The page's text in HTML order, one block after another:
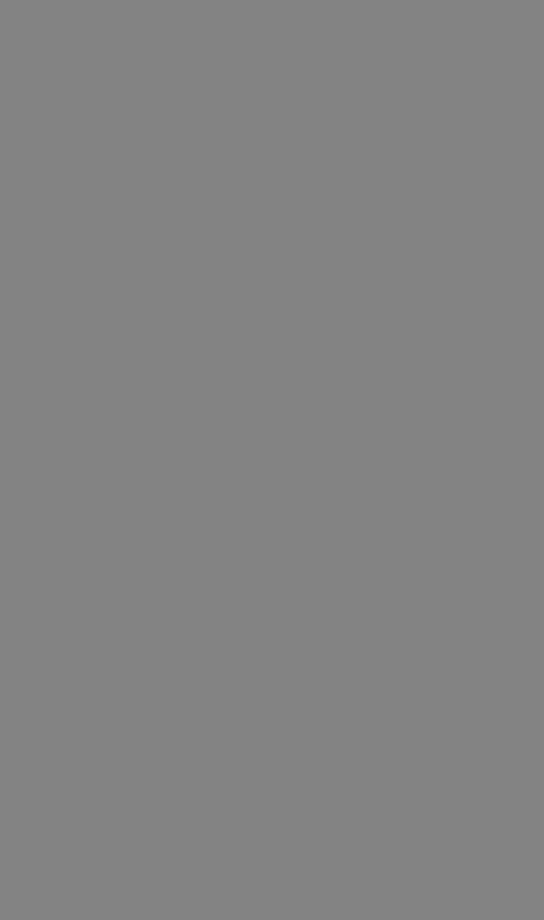
του
με διάφορες
επωφελές
σχετικά με
τους.
προκειμένου να
σχετικά με
με τον τρόπο
ιστότοπο και
που μπορεί να
λόγω ιστότοπο.
και
ότι οι
είναι
Cookie-
τις